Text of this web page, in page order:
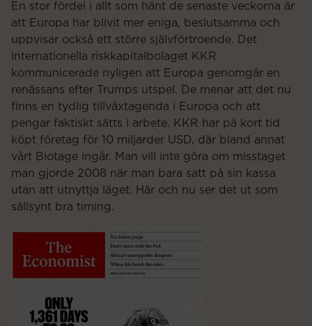
En stor fördel i allt som hänt de senaste veckorna är
att Europa har blivit mer eniga, beslutsamma och
uppvisar också ett större självförtroende. Det
internationella riskkapitalbolaget KKR
kommunicerade nyligen att Europa genomgår en
renässans efter Trumps utspel. De menar att det nu
finns en tydlig tillväxtagenda i Europa och att
pengar faktiskt sätts i arbete. KKR har på kort tid
köpt företag för 10 miljarder USD, där bland annat
vårt Biotage ingår. Man vill inte göra om misstaget
man gjorde 2008 när man bara satt på sin kassa
utan att utnyttja läget. Här och nu ser det ut som
sällsynt bra timing.